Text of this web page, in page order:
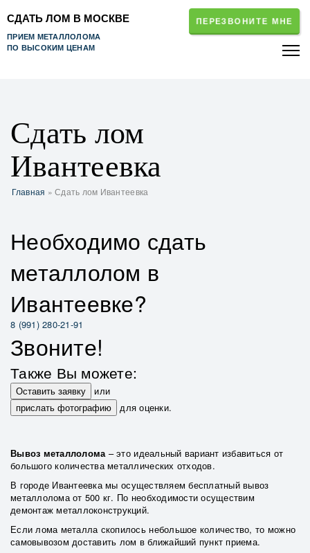
СДАТЬ ЛОМ В МОСКВЕ
ПРИЕМ МЕТАЛЛОЛОМА
ПО ВЫСОКИМ ЦЕНАМ
ПЕРЕЗВОНИТЕ МНЕ
Сдать лом
Ивантеевка
Главная » Сдать лом Ивантеевка
Необходимо сдать
металлолом в
Ивантеевке?
8 (991) 280-21-91
Звоните!
Также Вы можете:
Оставить заявку
или
прислать фотографию
для оценки.
Вывоз металлолома – это идеальный вариант избавиться от
большого количества металлических отходов.
В городе Ивантеевка мы осуществляем бесплатный вывоз
металлолома от 500 кг. По необходимости осуществим
демонтаж металлоконструкций.
Если лома металла скопилось небольшое количество, то можно
самовывозом доставить лом в ближайший пункт приема.